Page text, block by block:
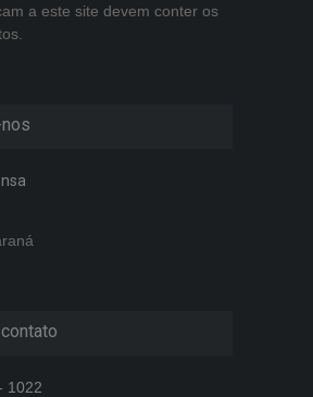
a este site devem conter os
1022